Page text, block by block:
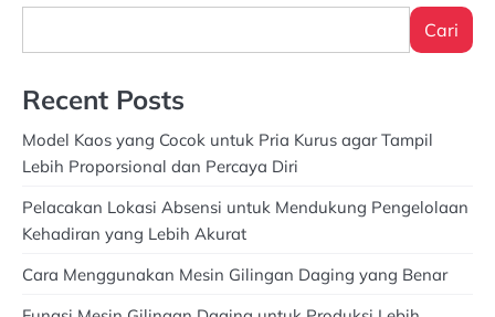
Cari
Recent Posts
Model Kaos yang Cocok untuk Pria Kurus agar Tampil
Lebih Proporsional dan Percaya Diri
Pelacakan Lokasi Absensi untuk Mendukung Pengelolaan
Kehadiran yang Lebih Akurat
Cara Menggunakan Mesin Gilingan Daging yang Benar